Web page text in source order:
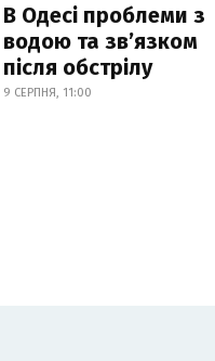
В Одесі проблеми з
водою та звʼязком
після обстрілу
9 СЕРПНЯ, 11:00